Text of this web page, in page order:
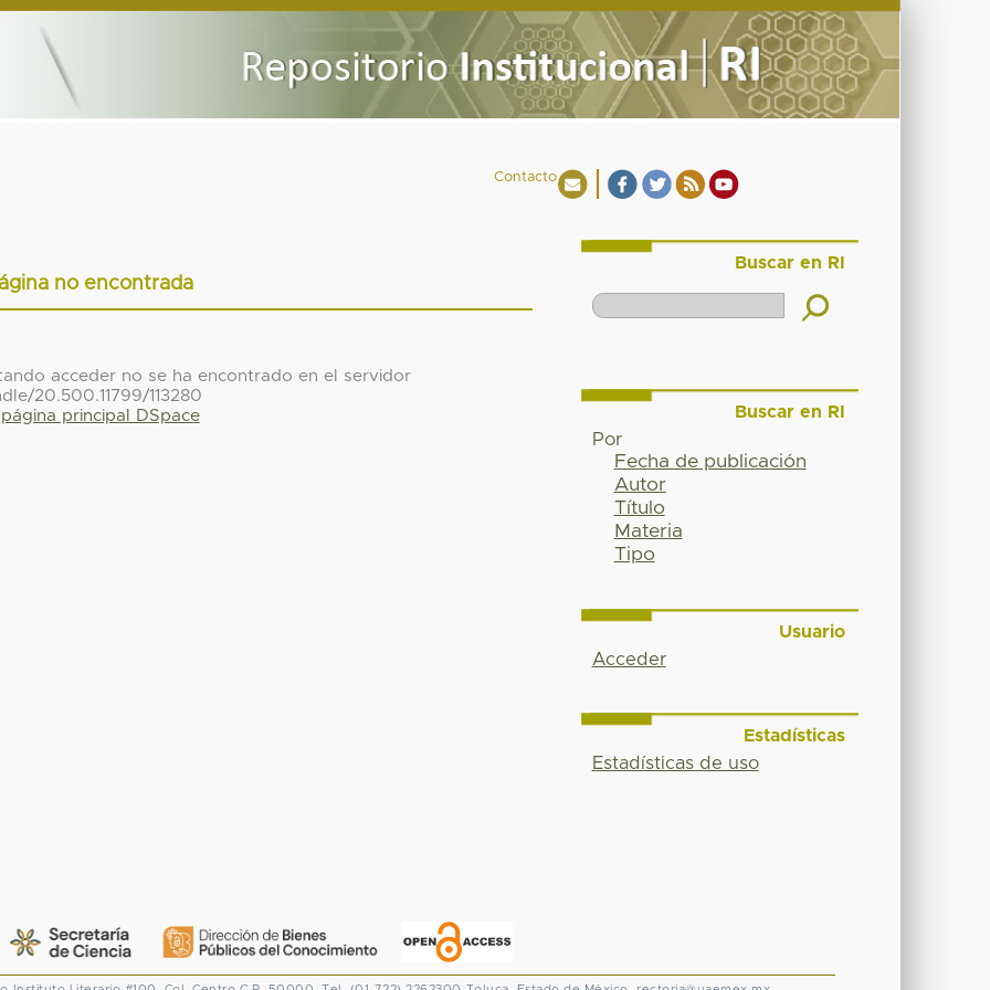
Contacto
no encontrada
acceder no se ha encontrado en el servidor
20.500.11799/113280
página principal DSpace
Buscar en RI
Buscar en RI
Por
Fecha de publicación
Autor
Título
Materia
Tipo
Usuario
Acceder
Estadísticas
Estadísticas de uso